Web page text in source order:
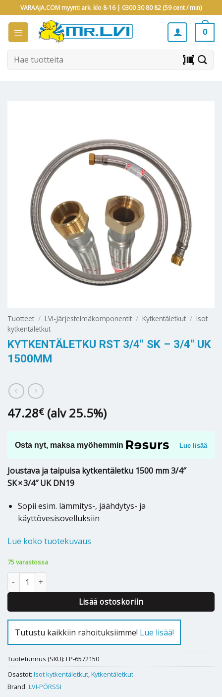
to
content
VARAAJA.COM myynti ark. klo 8-16 | 0300 30 80 82 (59 cent / min)
0
Etsi: barcode_scanner
Tuotteet / LVI-Järjestelmäkomponentit / Kytkentäletkut / Isot
kytkentäletkut
KYTKENTÄLETKU RST 3/4″ SK – 3/4″ UK
1500MM
47.28€ (alv 25.5%)
Osta nyt, maksa myöhemmin Lue lisää
Joustava ja taipuisa kytkentäletku 1500 mm 3/4″
SK × 3/4″ UK DN19
Sopii esim. lämmitys-, jäähdytys- ja
käyttövesisovelluksiin
Lue koko tuotekuvaus
75 varastossa
KYTKENTÄLETKU RST 3/4" SK - 3/4" UK 1500mm määrä
Lisää ostoskoriin
Tutustu kaikkiin rahoituksiimme! Lue lisää!
Tuotetunnus (SKU): LP-6572150
Osastot: Isot kytkentäletkut,Kytkentäletkut
Brand: LVI-PÖRSSI